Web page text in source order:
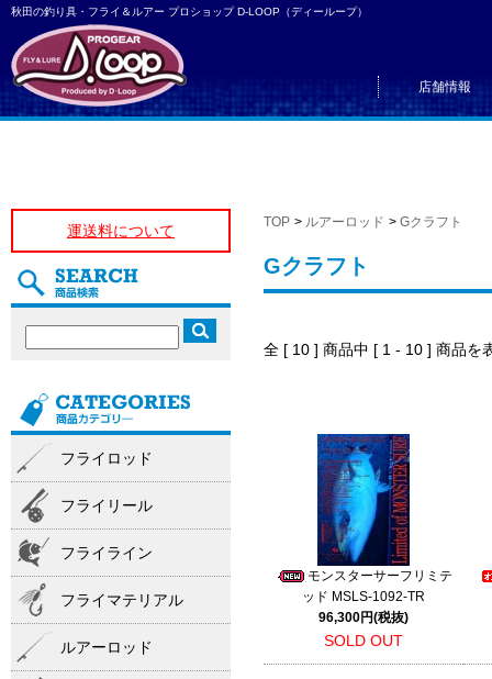
秋田の釣り具・フライ＆ルアー プロショップ D-LOOP（ディーループ）
店舗情報
TOP > ルアーロッド > Gクラフト
Gクラフト
全 [ 10 ] 商品中 [ 1 - 10 ] 商品を
モンスターサーフリミテ
ッド MSLS-1092-TR
96,300円(税抜)
SOLD OUT
運送料について
フライロッド
フライリール
フライライン
フライマテリアル
ルアーロッド